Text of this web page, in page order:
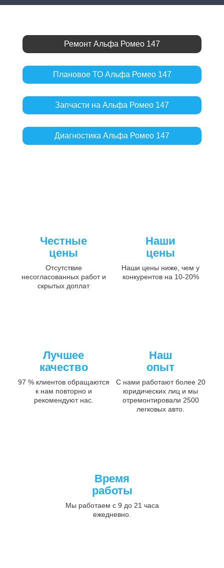
Ремонт Альфа Ромео 147
Плановое ТО Альфа Ромео 147
Запчасти на Альфа Ромео 147
Диагностика Альфа Ромео 147
Честные
цены
Отсутствие
несогласованных работ и
скрытых доплат
Наши
цены
Наши цены ниже, чем у
конкурентов на 10-20%
Лучшее
качество
97 % клиентов обращаются
к нам повторно и
рекомендуют нас.
Наш
опыт
С нами работают более 20
юридических лиц и мы
отремонтировали 2500
легковых авто.
Время
работы
Мы работаем с 9 до 21 часа
ежедневно.